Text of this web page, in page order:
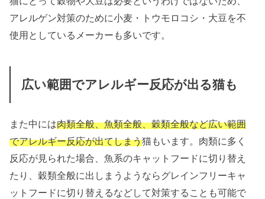
アレルゲン対策のために小麦・トウモロコシ・大豆を不
使用としているメーカーも多いです。
広い範囲でアレルギー反応が出る猫も
また中には肉類全般、魚類全般、穀類全般など広い範囲
でアレルギー反応が出てしまう猫もいます。肉類に多く
反応が見られた場合、魚系のキャットフードに切り替え
たり、穀類全般に出しまうようならグレインフリーキャ
ットフードに切り替えるなどして対策することも可能で